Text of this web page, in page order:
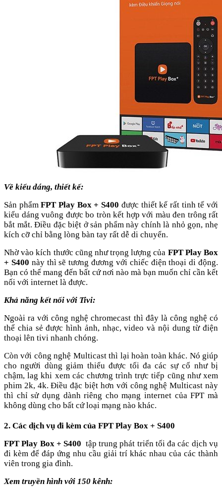
Về kiểu dáng, thiết kế:
Sản phẩmFPT Play Box + S400 được thiết kế rất tinh tế với
kiểu dáng vuông được bo tròn kết hợp với màu đen trông rất
bắt mắt. Điều đặc biệt ở sản phẩm này chính là nhỏ gọn, nhẹ
kích cỡ chỉ bằng lòng bàn tay rất dễ di chuyển.
Nhờ vào kích thước cũng như trọng lượng của FPT Play Box
+ S400 này thì sẽ tương đương với chiếc điện thoại di động.
Bạn có thể mang đến bất cứ nơi nào mà bạn muốn chỉ cần kết
nối với internet là được.
Khả năng kết nối với Tivi:
Ngoài ra với công nghệ chromecast thì đây là công nghệ có
thể chia sẻ được hình ảnh, nhạc, video và nội dung từ điện
thoại lên tivi nhanh chóng.
Còn với công nghệ Multicast thì lại hoàn toàn khác. Nó giúp
cho người dùng giảm thiểu được tối đa các sự cố như bị
chậm, lag khi xem các chương trình trực tiếp cũng như xem
phim 2k, 4k. Điều đặc biệt hơn với công nghệ Multicast này
thì chỉ sử dụng dành riêng cho mạng internet của FPT mà
không dùng cho bất cứ loại mạng nào khác.
2. Các dịch vụ đi kèm của FPT Play Box + S400
FPT Play Box + S400 tập trung phát triển tối đa các dịch vụ
đi kèm để đáp ứng nhu cầu giải trí khác nhau của các thành
viên trong gia đình.
Xem truyền hình với 150 kênh: